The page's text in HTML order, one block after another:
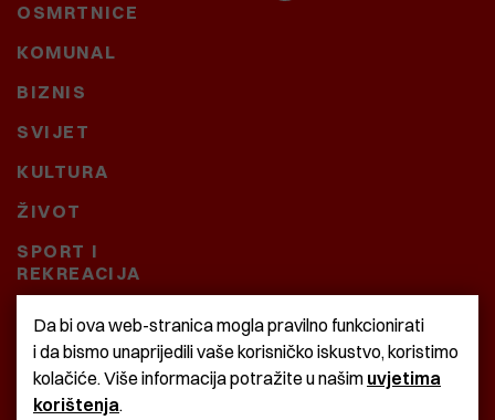
OSMRTNICE
KOMUNAL
BIZNIS
SVIJET
KULTURA
ŽIVOT
SPORT I
REKREACIJA
CRNA KRONIKA
BAŠTARDINI I PRAVI
KRASNA ZEMLJA
Da bi ova web-stranica mogla pravilno funkcionirati
i da bismo unaprijedili vaše korisničko iskustvo, koristimo
kolačiće. Više informacija potražite u našim uvjetima
korištenja.